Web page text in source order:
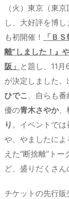
（火）東京（東
し、大好評を博
も初開催！
「Ｂ
離”しました！』
阪」 と題し、11
が決定しました。
ひでこ 、自らも
優の青木さやか、
り 。イベントで
や、やましたに
えた“断捨離”ト
ど、盛りだくさん
チケットの先行